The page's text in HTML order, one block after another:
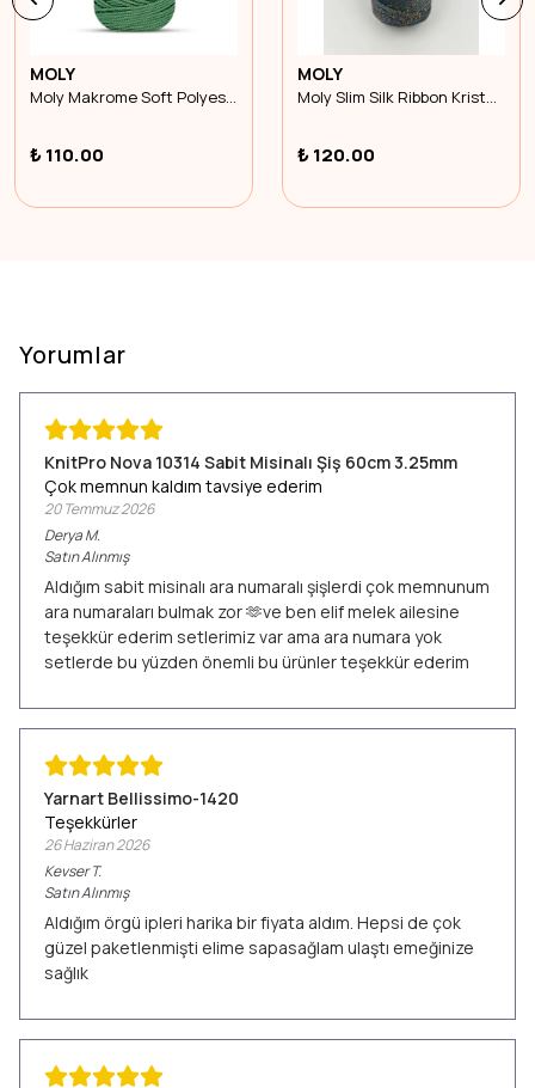
MOLY
Moly Makrome Soft Polyester-4234
₺ 110.00
MOLY
Moly Slim Silk Ribbon Kristal 1279
₺ 120.00
Yorumlar
KnitPro Nova 10314 Sabit Misinalı Şiş 60cm 3.25mm
Çok memnun kaldım tavsiye ederim
20 Temmuz 2026
DeryaM.
Satın Alınmış
Aldığım sabit misinalı ara numaralı şişlerdi çok memnunum
ara numaraları bulmak zor 🫶ve ben elif melek ailesine
teşekkür ederim setlerimiz var ama ara numara yok
setlerde bu yüzden önemli bu ürünler teşekkür ederim
Yarnart Bellissimo-1420
Teşekkürler
26 Haziran 2026
Kevser T.
Satın Alınmış
Aldığım örgü ipleri harika bir fiyata aldım. Hepsi de çok
güzel paketlenmişti elime sapasağlam ulaştı emeğinize
sağlık